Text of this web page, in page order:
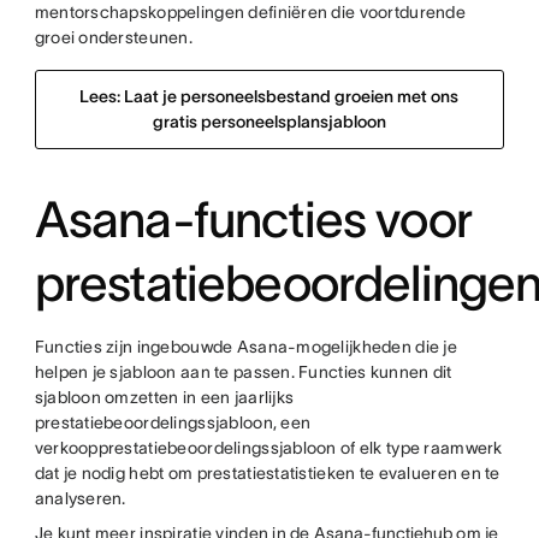
mentorschapskoppelingen definiëren die voortdurende
groei ondersteunen.
Lees: Laat je personeelsbestand groeien met ons
gratis personeelsplansjabloon
Asana-functies voor
Functies zijn ingebouwde Asana-mogelijkheden die je
helpen je sjabloon aan te passen. Functies kunnen dit
sjabloon omzetten in een jaarlijks
prestatiebeoordelingssjabloon, een
verkoopprestatiebeoordelingssjabloon of elk type raamwerk
dat je nodig hebt om prestatiestatistieken te evalueren en te
analyseren.
Je kunt meer inspiratie vinden in deAsana-functiehubom je